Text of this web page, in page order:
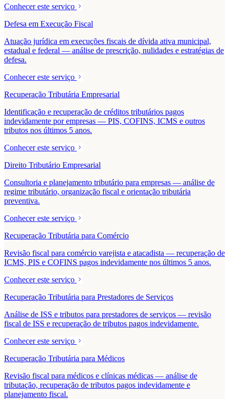
Conhecer este serviço
Defesa em Execução Fiscal
Atuação jurídica em execuções fiscais de dívida ativa municipal,
estadual e federal — análise de prescrição, nulidades e estratégias de
defesa.
Conhecer este serviço
Recuperação Tributária Empresarial
Identificação e recuperação de créditos tributários pagos
indevidamente por empresas — PIS, COFINS, ICMS e outros
tributos nos últimos 5 anos.
Conhecer este serviço
Direito Tributário Empresarial
Consultoria e planejamento tributário para empresas — análise de
regime tributário, organização fiscal e orientação tributária
preventiva.
Conhecer este serviço
Recuperação Tributária para Comércio
Revisão fiscal para comércio varejista e atacadista — recuperação de
ICMS, PIS e COFINS pagos indevidamente nos últimos 5 anos.
Conhecer este serviço
Recuperação Tributária para Prestadores de Serviços
Análise de ISS e tributos para prestadores de serviços — revisão
fiscal de ISS e recuperação de tributos pagos indevidamente.
Conhecer este serviço
Recuperação Tributária para Médicos
Revisão fiscal para médicos e clínicas médicas — análise de
tributação, recuperação de tributos pagos indevidamente e
planejamento fiscal.